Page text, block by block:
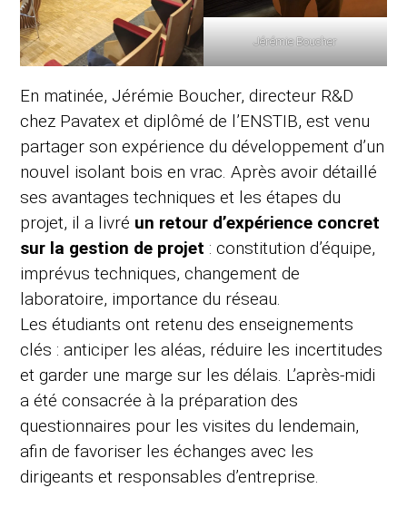
Jérémie Boucher
En matinée, Jérémie Boucher, directeur R&D
chez Pavatex et diplômé de l’ENSTIB, est venu
partager son expérience du développement d’un
nouvel isolant bois en vrac. Après avoir détaillé
ses avantages techniques et les étapes du
projet, il a livré un retour d’expérience concret
sur la gestion de projet : constitution d’équipe,
imprévus techniques, changement de
laboratoire, importance du réseau.
Les étudiants ont retenu des enseignements
clés : anticiper les aléas, réduire les incertitudes
et garder une marge sur les délais. L’après-midi
a été consacrée à la préparation des
questionnaires pour les visites du lendemain,
afin de favoriser les échanges avec les
dirigeants et responsables d’entreprise.